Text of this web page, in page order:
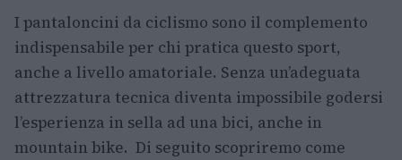
I pantaloncini da ciclismo sono il complemento
indispensabile per chi pratica questo sport,
anche a livello amatoriale. Senza un’adeguata
attrezzatura tecnica diventa impossibile godersi
l’esperienza in sella ad una bici, anche in
mountain bike. Di seguito scopriremo come